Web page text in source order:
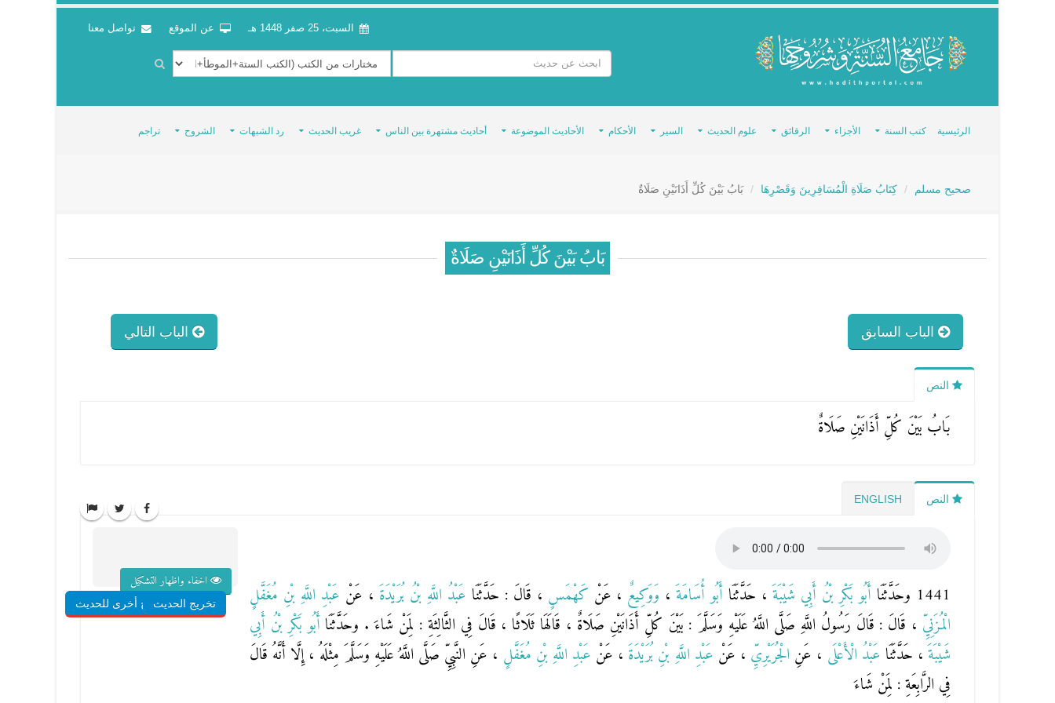
السبت، 25 صفر 1448 هـ عن الموقع تواصل معنا
الرئيسية كتب السنة الأجزاء الرقائق علوم الحديث السير الأحكام الأحاديث الموضوعة أحاديث مشتهرة بين الناس غريب الحديث رد الشبهات الشروح تراجم
صحيح مسلم كِتَابُ صَلَاةِ الْمُسَافِرِينَ وَقَصْرِهَا بَابُ بَيْنَ كُلِّ أَذَانَيْنِ صَلَاةٌ
بَابُ بَيْنَ كُلِّ أَذَانَيْنِ صَلَاةٌ
الباب السابق الباب التالي
النص
بَابُ بَيْنَ كُلِّ أَذَانَيْنِ صَلَاةٌ
النص ENGLISH
1441 وحَدَّثَنَا أَبُو بَكْرِ بْنُ أَبِي شَيْبَةَ ، حَدَّثَنَا أَبُو أُسَامَةَ ، وَوَكِيعٌ ، عَنْ كَهْمَسٍ ، قَالَ : حَدَّثَنَا عَبْدُ اللَّهِ بْنُ بُرَيْدَةَ ، عَنْ عَبْدِ اللَّهِ بْنِ مُغَفَّلٍ
الْمُزَنِيِّ ، قَالَ : قَالَ رَسُولُ اللَّهِ صَلَّى اللَّهُ عَلَيْهِ وَسَلَّمَ : بَيْنَ كُلِّ أَذَانَيْنِ صَلَاةٌ ، قَالَهَا ثَلَاثًا ، قَالَ فِي الثَّالِثَةِ : لِمَنْ شَاءَ . وحَدَّثَنَا أَبُو بَكْرِ بْنُ أَبِي
شَيْبَةَ ، حَدَّثَنَا عَبْدُ الْأَعْلَى ، عَنِ الْجُرَيْرِيِّ ، عَنْ عَبْدِ اللَّهِ بْنِ بُرَيْدَةَ ، عَنْ عَبْدِ اللَّهِ بْنِ مُغَفَّلٍ ، عَنِ النَّبِيِّ صَلَّى اللَّهُ عَلَيْهِ وَسَلَّمَ مِثْلَهُ ، إِلَّا أَنَّهُ قَالَ
فِي الرَّابِعَةِ : لِمَنْ شَاءَ
اخفاء واظهار التشكيل
تخريج الحديثشروح أخرى للحديث